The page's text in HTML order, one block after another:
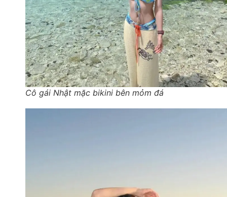
Cô gái Nhật mặc bikini bên mỏm đá